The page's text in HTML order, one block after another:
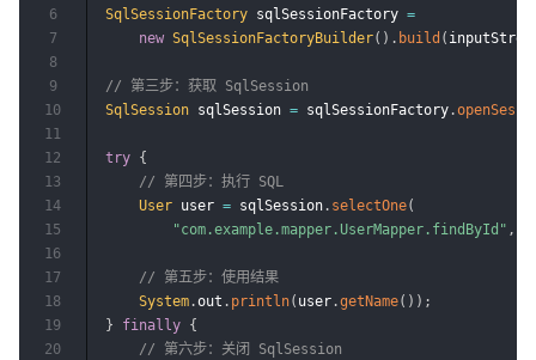
SqlSessionFactory sqlSessionFactory =
new SqlSessionFactoryBuilder( ) . build (
// 第三步：获取 SqlSession
SqlSession sqlSession = sqlSessionFactory .
try {
// 第四步：执行 SQL
User user = sqlSession . selectOne(
"com.example.mapper.UserMapper.findById" ,
// 第五步：使用结果
System .out . println( user .getName( ) ) ;
}
finally {
// 第六步：关闭 SqlSession
6
7
8
9
10
11
12
13
14
15
16
17
18
19
20